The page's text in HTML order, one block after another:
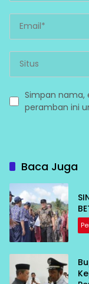
Simpan nama,
peramban ini
Baca Juga